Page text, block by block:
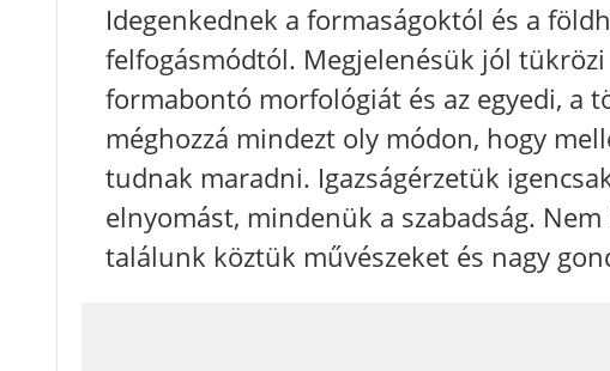
Idegenkednek a formaságoktól és a
felfogásmódtól. Megjelenésük jól
formabontó morfológiát és az egyedi, a
méghozzá mindezt oly módon, hogy
tudnak maradni. Igazságérzetük
elnyomást, mindenük a szabadság.
találunk köztük művészeket és nagy